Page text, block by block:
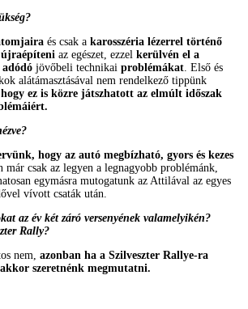
és csak a karosszéria lézerrel történő
az egészet, ezzel kerülvén el a
jövőbeli technikai problémákat . Első és
alátámasztásával nem rendelkező tippünk
ez is közre játszhatott az elmúlt időszak
hogy az autó megbízható, gyors és kezes
már csak az legyen a legnagyobb problémánk,
egymásra mutogatunk az Attilával az egyes
vívott csaták után.
az év két záró versenyének valamelyikén?
Rally?
nem, azonban ha a Szilveszter Rallye-ra
szeretnénk megmutatni.